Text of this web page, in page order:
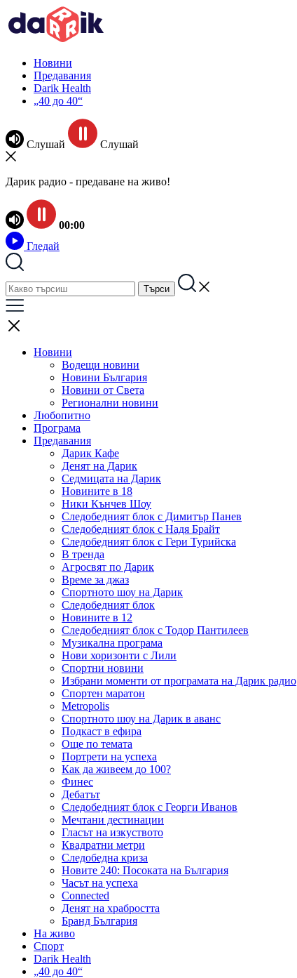
Новини
Предавания
Darik Health
„40 до 40“
Слушай Слушай
Дарик радио - предаване на живо!
00:00
Гледай
Новини
Водещи новини
Новини България
Новини от Света
Регионални новини
Любопитно
Програма
Предавания
Дарик Кафе
Денят на Дарик
Седмицата на Дарик
Новините в 18
Ники Кънчев Шоу
Следобедният блок с Димитър Панев
Следобедният блок с Надя Брайт
Следобедният блок с Гери Турийска
В тренда
Агросвят по Дарик
Време за джаз
Спортното шоу на Дарик
Следобедният блок
Новините в 12
Следобедният блок с Тодор Пантилеев
Музикална програма
Нови хоризонти с Лили
Спортни новини
Избрани моменти от програмата на Дарик радио
Спортен маратон
Metropolis
Спортното шоу на Дарик в аванс
Подкаст в ефира
Още по темата
Портрети на успеха
Как да живеем до 100?
Финес
Дебатът
Следобедният блок с Георги Иванов
Мечтани дестинации
Гласът на изкуството
Квадратни метри
Следобедна криза
Новите 240: Посоката на България
Часът на успеха
Connected
Денят на храбростта
Бранд България
На живо
Спорт
Darik Health
„40 до 40“